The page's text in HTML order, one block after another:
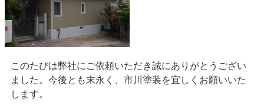
このたびは弊社にご依頼いただき誠にありがとうござい
ました。今後とも末永く、市川塗装を宜しくお願いいた
します。